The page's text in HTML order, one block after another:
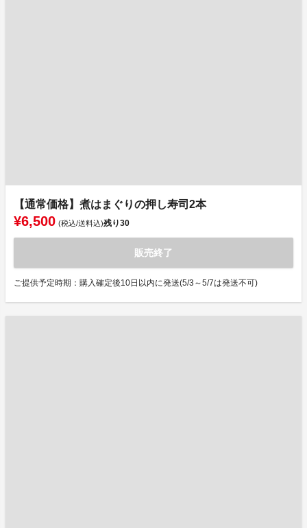
【通常価格】煮はまぐりの押し寿司2本
¥6,500 (税込/送料込)残り30
販売終了
ご提供予定時期：購入確定後10日以内に発送(5/3～5/7は発送不可)